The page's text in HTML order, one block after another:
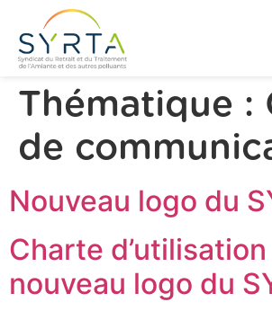
Thématique :
de
Nouveau logo du
Charte
nouveau logo du